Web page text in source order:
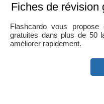
Fiches de révision
Flashcardo vous
gratuites dans plus de 50
améliorer rapidement.